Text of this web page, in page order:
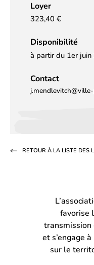
Loyer
323,40 €
Disponibilité
à partir du 1er
Contact
RETOUR À LA LISTE DES
favorise
transmission
et s’engage
sur le